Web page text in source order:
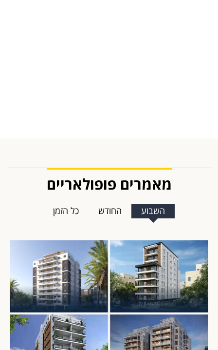
מאמרים פופולאריים
השבוע החודש כל הזמן